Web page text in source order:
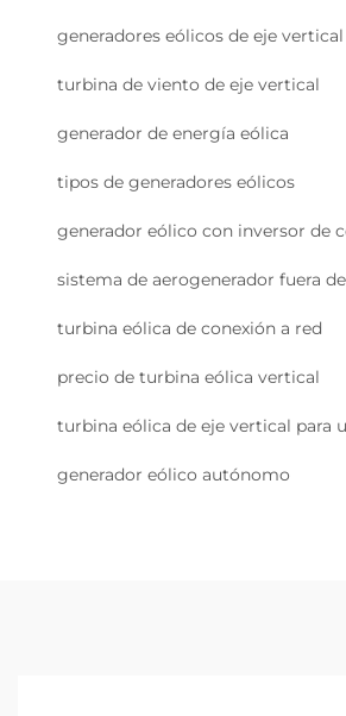
generadores eólicos de eje vertical
turbina de viento de eje vertical
generador de energía eólica
tipos de generadores eólicos
generador eólico con inversor de
sistema de aerogenerador fuera
turbina eólica de conexión a red
precio de turbina eólica vertical
turbina eólica de eje vertical para
generador eólico autónomo